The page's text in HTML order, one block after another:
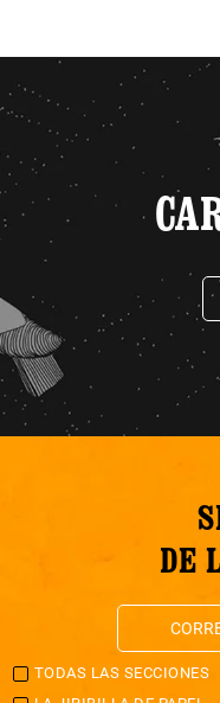
DE
TODAS LAS SECCIONES